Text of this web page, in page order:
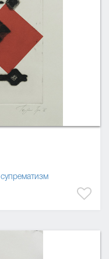
супрематизм